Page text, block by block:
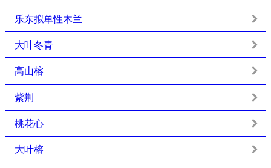
乐东拟单性木兰
大叶冬青
高山榕
紫荆
桃花心
大叶榕